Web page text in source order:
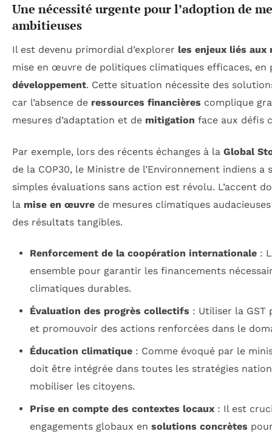
Une nécessité urgente pour l’adoption de
ambitieuses
Il est devenu primordial d’explorer les enjeux liés aux
mise en œuvre de politiques climatiques efficaces,
développement. Cette situation nécessite des
car l’absence de ressources financières complique
mesures d’adaptation et de mitigation face aux défis
Par exemple, lors des récents échanges à la Global
de la COP30, le Ministre de l’Environnement indiens a
simples évaluations sans action est révolu. L’accent
la mise en œuvre de mesures climatiques
des résultats tangibles.
Renforcement de la coopération internationale:
ensemble pour garantir les financements
climatiques durables.
Évaluation des progrès collectifs : Utiliser la GST
et promouvoir des actions renforcées dans le
Éducation climatique: Comme évoqué par le
doit être intégrée dans toutes les stratégies
mobiliser les citoyens.
Prise en compte des contextes locaux: Il est
engagements globaux en solutions concrètes